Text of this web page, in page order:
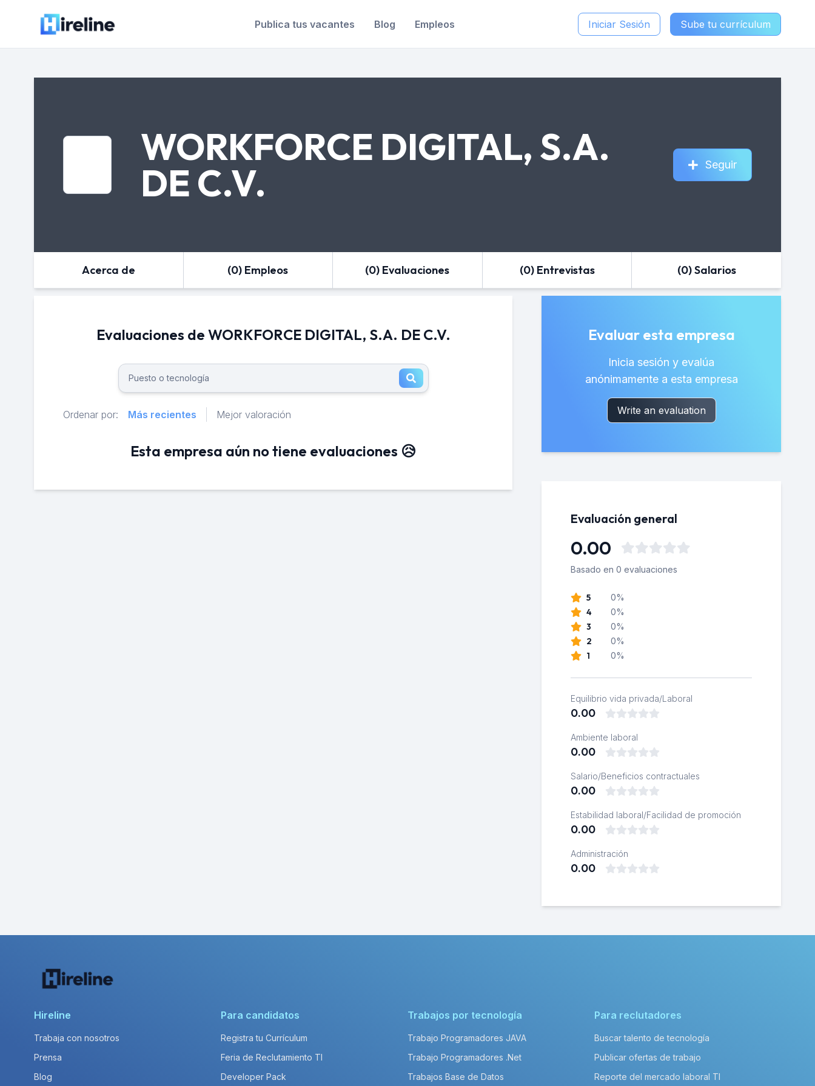
Publica tus vacantes Blog Empleos Iniciar Sesión Sube tu currículum
WORKFORCE DIGITAL, S.A.
DE C.V. Seguir
Acerca de (0) Empleos (0) Evaluaciones (0) Entrevistas (0) Salarios
Evaluaciones de WORKFORCE DIGITAL, S.A. DE C.V.
Ordenar por: Más recientes Mejor valoración
Esta empresa aún no tiene evaluaciones 😥
Evaluar esta empresa
Inicia sesión y evalúa
anónimamente a esta empresa
Write an evaluation
Evaluación general
0.00
Basado en 0 evaluaciones
5 0%
4 0%
3 0%
2 0%
1 0%
Equilibrio vida privada/Laboral
0.00
Ambiente laboral
0.00
Salario/Beneficios contractuales
0.00
Estabilidad laboral/Facilidad de promoción
0.00
Administración
0.00
Hireline
Trabaja con nosotros
Prensa
Blog
Para candidatos
Registra tu Currículum
Feria de Reclutamiento TI
Developer Pack
Trabajos por tecnología
Trabajo Programadores JAVA
Trabajo Programadores .Net
Trabajos Base de Datos
Para reclutadores
Buscar talento de tecnología
Publicar ofertas de trabajo
Reporte del mercado laboral TI